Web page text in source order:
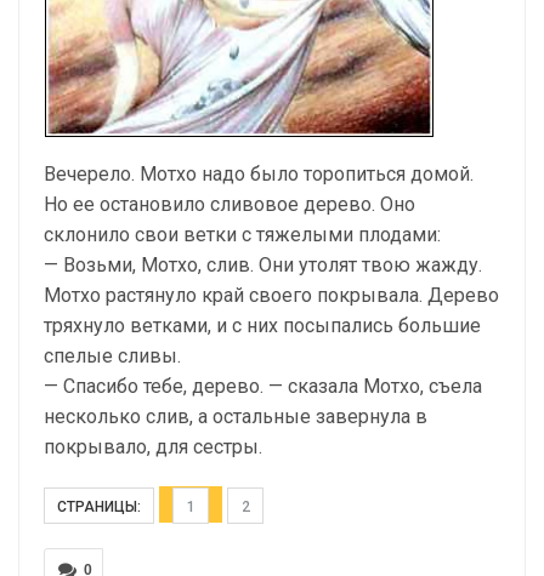
Вечерело. Мотхо надо было торопиться домой.
Но ее остановило сливовое дерево. Оно
склонило свои ветки с тяжелыми плодами:
— Возьми, Мотхо, слив. Они утолят твою жажду.
Мотхо растянуло край своего покрывала. Дерево
тряхнуло ветками, и с них посыпались большие
спелые сливы.
— Спасибо тебе, дерево. — сказала Мотхо, съела
несколько слив, а остальные завернула в
покрывало, для сестры.
СТРАНИЦЫ: 1 2
0